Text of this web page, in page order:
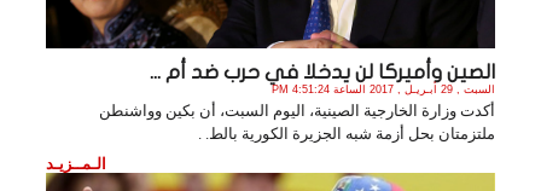
الصين وأميركا لن يدخلا في حرب ضد أم ...
السبت , 29 أبـريـل , 2017 الساعة 4:51:24 PM
أكدت وزارة الخارجية الصينية، اليوم السبت، أن بكين وواشنطن
ملتزمتان بحل أزمة شبه الجزيرة الكورية بالط. .
الـمــزيـد